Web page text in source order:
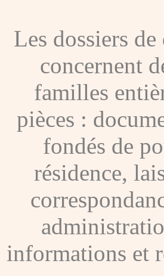
Les dossiers
concernent
familles
pièces :
fondés de
résidence,
informations et